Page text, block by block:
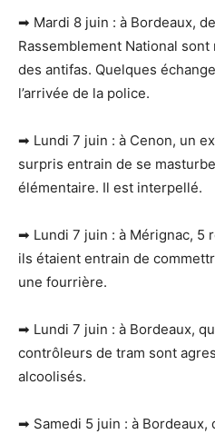
➡ Mardi 8 juin : à Bordeaux,
Rassemblement National
des antifas. Quelques
l’arrivée de la police.
➡ Lundi 7 juin : à Cenon, un
surpris entrain de se
élémentaire. Il est interpellé.
➡ Lundi 7 juin : à Mérignac, 5
ils étaient entrain de
une fourrière.
➡ Lundi 7 juin : à Bordeaux,
contrôleurs de tram sont
alcoolisés.
➡ Samedi 5 juin : à Bordeaux,